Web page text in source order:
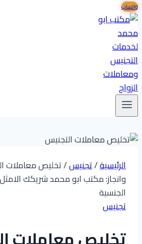
واتساب
الرئيسية/تجنيس/تخليص معاملات
وانجاز: مكتب ابو محمد شريكك
الجنسية
تجنيس